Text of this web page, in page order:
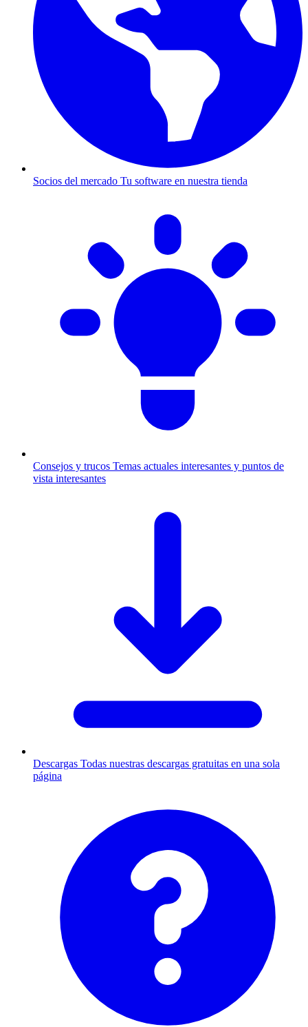
Socios del mercado Tu software en nuestra tienda
Consejos y trucos Temas actuales interesantes y puntos de
vista interesantes
Descargas Todas nuestras descargas gratuitas en una sola
página